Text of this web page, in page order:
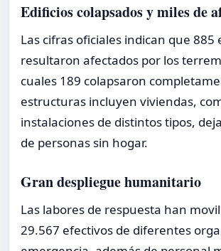
Edificios colapsados y miles de
Las cifras oficiales indican que 885
resultaron afectados por los
cuales 189 colapsaron
estructuras incluyen viviendas,
instalaciones de distintos tipos,
de personas sin hogar.
Gran despliegue humanitario
Las labores de respuesta han
29.567 efectivos de diferentes